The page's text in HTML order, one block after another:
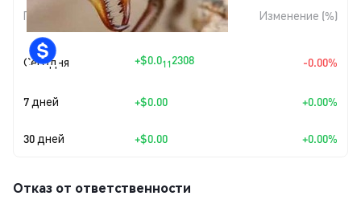
Период
Изменение
суммы
Изменение (%)
Сегодня +$0.0112308 -0.00%
7 дней +$0.00 +0.00%
30 дней +$0.00 +0.00%
Отказ от ответственности